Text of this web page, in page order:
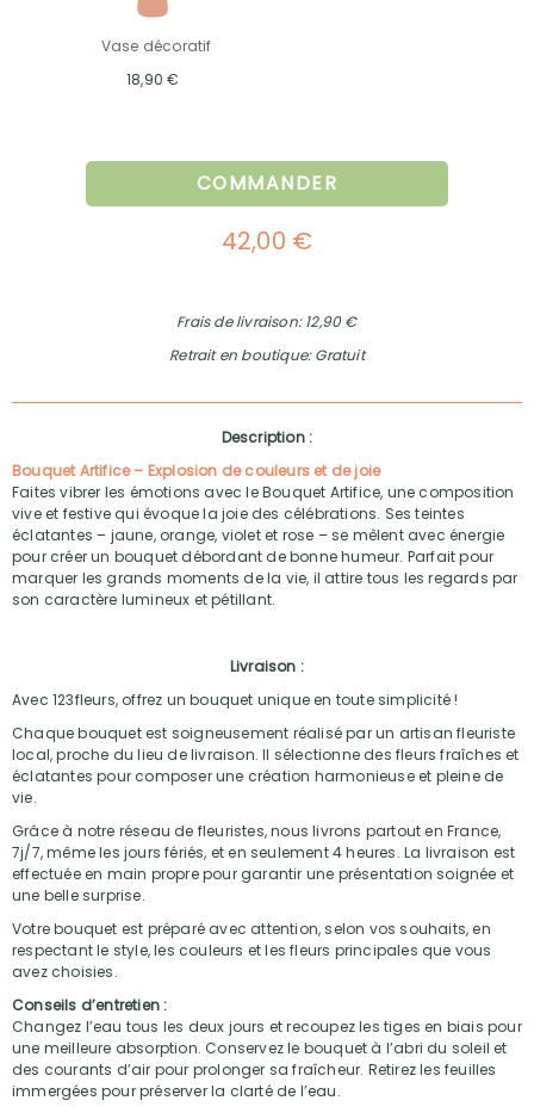
Vase décoratif
18,90 €
COMMANDER
42,00 €
Frais de livraison: 12,90 €
Retrait en boutique: Gratuit
Description :
Bouquet Artifice – Explosion de couleurs et de joie
Faites vibrer les émotions avec le Bouquet Artifice, une composition
vive et festive qui évoque la joie des célébrations. Ses teintes
éclatantes – jaune, orange, violet et rose – se mêlent avec énergie
pour créer un bouquet débordant de bonne humeur. Parfait pour
marquer les grands moments de la vie, il attire tous les regards par
son caractère lumineux et pétillant.
Livraison :
Avec 123fleurs, offrez un bouquet unique en toute simplicité !
Chaque bouquet est soigneusement réalisé par un artisan fleuriste
local, proche du lieu de livraison. Il sélectionne des fleurs fraîches et
éclatantes pour composer une création harmonieuse et pleine de
vie.
Grâce à notre réseau de fleuristes, nous livrons partout en France,
7j/7, même les jours fériés, et en seulement 4 heures. La livraison est
effectuée en main propre pour garantir une présentation soignée et
une belle surprise.
Votre bouquet est préparé avec attention, selon vos souhaits, en
respectant le style, les couleurs et les fleurs principales que vous
avez choisies.
Conseils d’entretien :
Changez l’eau tous les deux jours et recoupez les tiges en biais pour
une meilleure absorption. Conservez le bouquet à l’abri du soleil et
des courants d’air pour prolonger sa fraîcheur. Retirez les feuilles
immergées pour préserver la clarté de l’eau.